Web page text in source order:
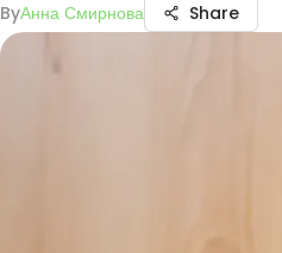
ByАнна Смирнова Share